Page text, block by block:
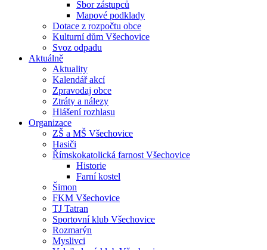
Sbor zástupců
Mapové podklady
Dotace z rozpočtu obce
Kulturní dům Všechovice
Svoz odpadu
Aktuálně
Aktuality
Kalendář akcí
Zpravodaj obce
Ztráty a nálezy
Hlášení rozhlasu
Organizace
ZŠ a MŠ Všechovice
Hasiči
Římskokatolická farnost Všechovice
Historie
Farní kostel
Šimon
FKM Všechovice
TJ Tatran
Sportovní klub Všechovice
Rozmarýn
Myslivci